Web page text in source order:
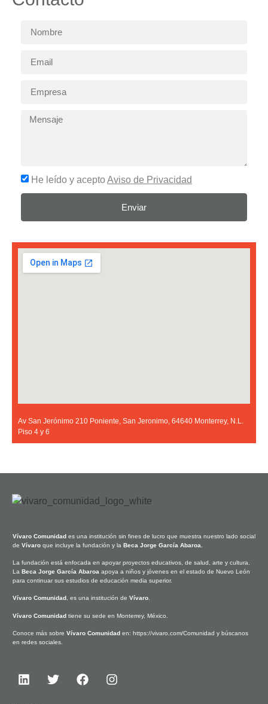
He leído y acepto Aviso de Privacidad
Enviar
Av San Jerónimo 210 Poniente, San Jeronimo, 64640 Monterrey, N.L.
Piso 4 y 6
Vívaro Comunidad es una institución sin fines de lucro que muestra nuestro lado social
de Vívaro que incluye la fundación y la Beca Jorge García Abaroa
La fundación está enfocada en apoyar proyectos educativos, de salud, arte y cultura.
La Beca Jorge García Abaroa apoya a niños y jóvenes en el estado de Nuevo León
para continuar sus estudios de educación media superior.
Vívaro Comunidad, es una institución de Vívaro.
Vívaro Comunidad tiene su sede en Monterrey, México.
Conoce más sobre Vívaro Comunidad en: https://vivaro.com/Comunidad y búscanos
en redes sociales.